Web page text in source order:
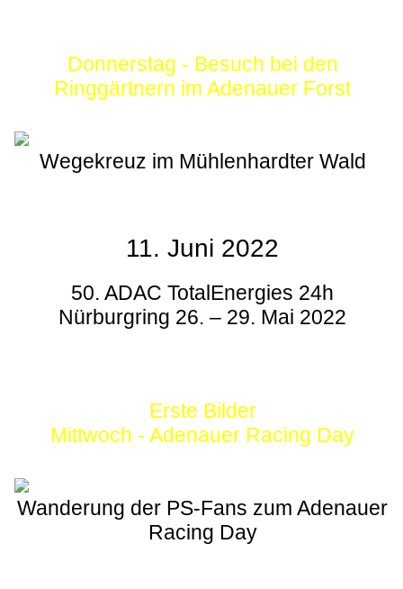
Donnerstag - Besuch bei den
Ringgärtnern im Adenauer Forst
Wegekreuz im Mühlenhardter Wald
11. Juni 2022
50. ADAC TotalEnergies 24h
Nürburgring 26. – 29. Mai 2022
Erste Bilder
Mittwoch - Adenauer Racing Day
Wanderung der PS-Fans zum Adenauer
Racing Day